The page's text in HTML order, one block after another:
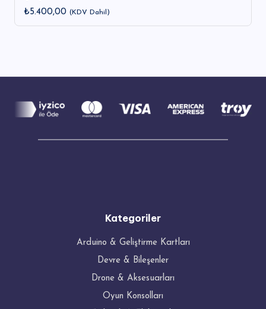
₺5.400,00 (KDV Dahil)
Kategoriler
Arduino & Geliştirme Kartları
Devre & Bileşenler
Drone & Aksesuarları
Oyun Konsolları